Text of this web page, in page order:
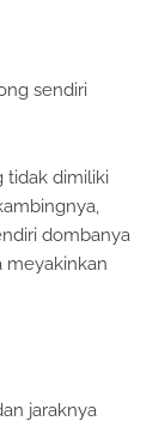
sendiri
tidak dimiliki
dombanya
meyakinkan
jaraknya